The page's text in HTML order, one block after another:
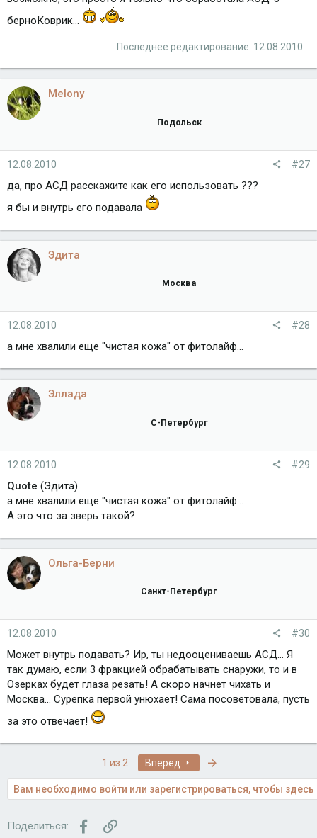
берноКоврик...
Последнее редактирование: 12.08.2010
Melony
Подольск
12.08.2010 #27
да, про АСД расскажите как его использовать ???
я бы и внутрь его подавала
Эдита
Москва
12.08.2010 #28
а мне хвалили еще "чистая кожа" от фитолайф...
Эллада
С-Петербург
12.08.2010 #29
Quote (Эдита)
а мне хвалили еще "чистая кожа" от фитолайф...
А это что за зверь такой?
Ольга-Берни
Санкт-Петербург
12.08.2010 #30
Может внутрь подавать? Ир, ты недооцениваешь АСД... Я
так думаю, если 3 фракцией обрабатывать снаружи, то и в
Озерках будет глаза резать! А скоро начнет чихать и
Москва... Сурепка первой унюхает! Сама посоветовала, пусть
за это отвечает!
1 из 2 Вперед
Вам необходимо войти или зарегистрироваться, чтобы здесь
Поделиться: FacebookСсылка